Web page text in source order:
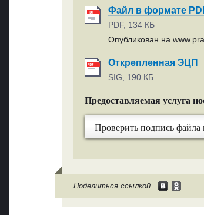
Файл в формате
PDF, 134 КБ
Опубликован на
Открепленная ЭЦП
SIG, 190 КБ
Предоставляемая услуга
Проверить подпись файла
Поделиться ссылкой